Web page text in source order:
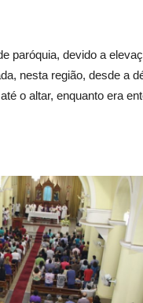
paróquia, devido a
nesta região, desde a
o altar, enquanto era